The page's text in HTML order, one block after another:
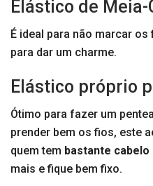
Elástico de Meia-
É ideal para não marcar
para dar um charme.
Elástico próprio
Ótimo para fazer um
prender bem os fios, este
quem tem bastante cabelo
mais e fique bem fixo.